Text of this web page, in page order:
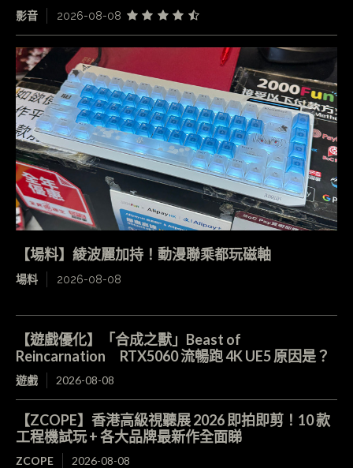
影音 2026-08-08
【場料】綾波麗加持！動漫聯乘都玩磁軸
場料 2026-08-08
【遊戲優化】「合成之獸」Beast of
Reincarnation RTX5060 流暢跑 4K UE5 原因是？
遊戲 2026-08-08
【ZCOPE】香港高級視聽展 2026 即拍即剪！10 款
工程機試玩 + 各大品牌最新作全面睇
ZCOPE 2026-08-08